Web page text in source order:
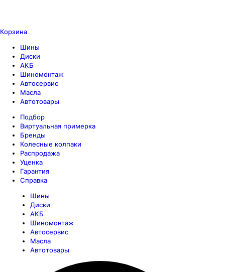
Корзина
Шины
Диски
АКБ
Шиномонтаж
Автосервис
Масла
Автотовары
Подбор
Виртуальная примерка
Бренды
Колесные колпаки
Распродажа
Уценка
Гарантия
Справка
Шины
Диски
АКБ
Шиномонтаж
Автосервис
Масла
Автотовары